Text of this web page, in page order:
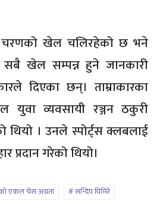
चरणको खेल चलिरहेको छ भने
खेल सम्पन्न हुने जानकारी
दिएका छन्। ताम्राकारका
व्यवसायी रञ्जन ठकुरी
। उनले स्पोर्ट्स क्लबलाई
प्रदान गरेको थियो।
एकल चेस अग्रता सन्दिप घिमिरे